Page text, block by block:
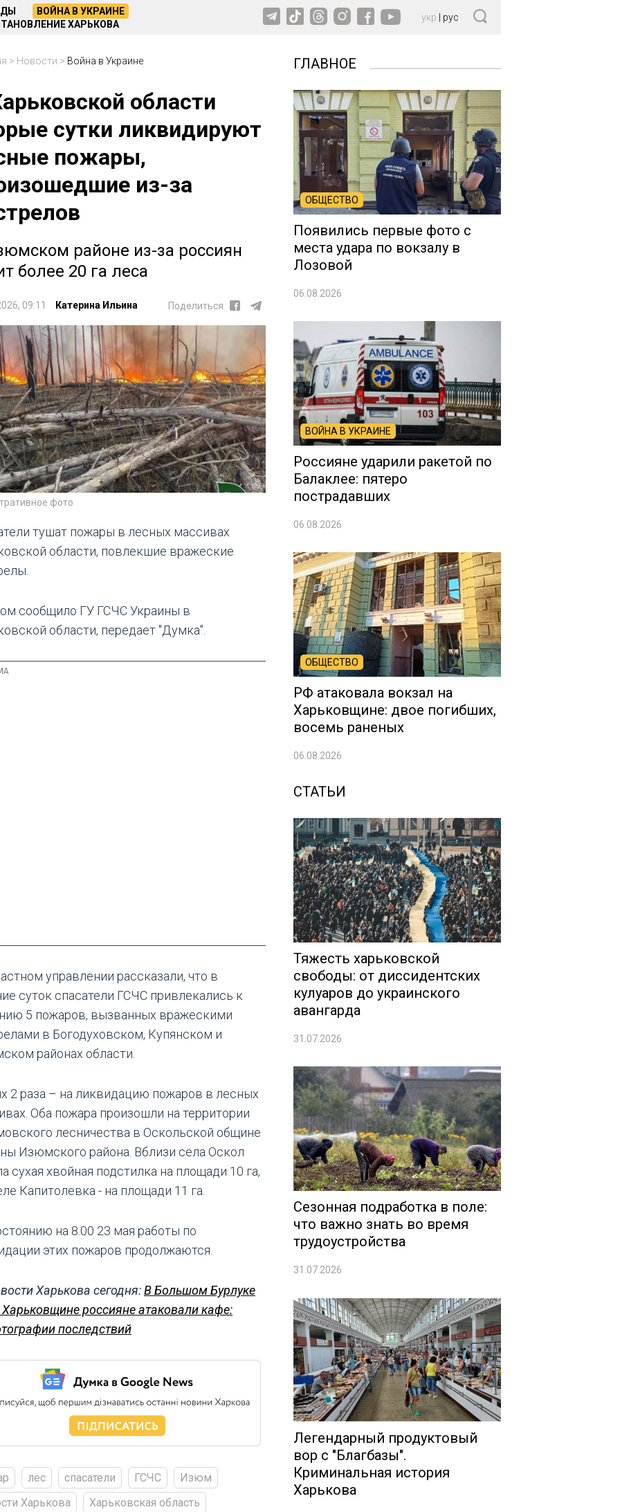
ВОЙНА В УКРАИНЕ
ХАРЬКОВА
укр рус
> Новости > Война в Украине
области
сутки ликвидируют
пожары,
из-за
районе из-за россиян
более 20 га леса
09:11 Катерина Ильина Поделиться
фото
тушат пожары в лесных массивах
области, повлекшие вражеские
сообщило ГУ ГСЧС Украины в
области, передает "Думка".
управлении рассказали, что в
суток спасатели ГСЧС привлекались к
5 пожаров, вызванных вражескими
в Богодуховском, Купянском и
районах области.
2 раза – на ликвидацию пожаров в лесных
Оба пожара произошли на территории
лесничества в Оскольской общине
Изюмского района. Вблизи села Оскол
сухая хвойная подстилка на площади 10 га,
Капитолевка - на площади 11 га.
на 8.00 23 мая работы по
этих пожаров продолжаются.
Харькова сегодня:В Большом Бурлуке
россияне атаковали кафе:
последствий
лес спасатели ГСЧС
Изюм
Харькова
Харьковская область
ГЛАВНОЕ
ОБЩЕСТВО
Появились первые фото с
места удара по вокзалу в
Лозовой
06.08.2026
ВОЙНА В УКРАИНЕ
Россияне ударили ракетой по
Балаклее: пятеро
пострадавших
06.08.2026
ОБЩЕСТВО
РФ атаковала вокзал на
Харьковщине: двое погибших,
восемь раненых
06.08.2026
СТАТЬИ
Тяжесть харьковской
свободы: от диссидентских
кулуаров до украинского
авангарда
31.07.2026
Сезонная подработка в поле:
что важно знать во время
трудоустройства
31.07.2026
Легендарный продуктовый
вор с "Благбазы".
Криминальная история
Харькова